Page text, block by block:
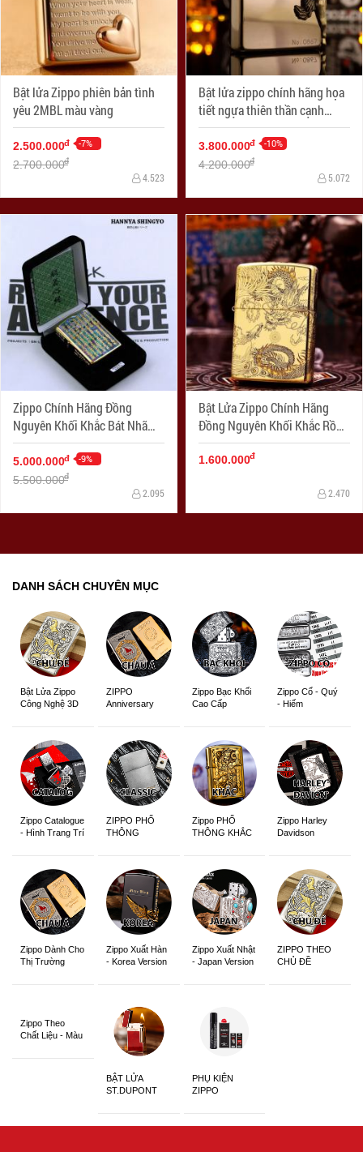
Bật lửa Zippo phiên bản tình
yêu 2MBL màu vàng
2.500.000đ -7%
2.700.000đ
4.523
Bật lửa zippo chính hãng họa
tiết ngựa thiên thần cạnh
sườn phiên bản mạ vàng 24k
3.800.000đ -10%
4.200.000đ
5.072
Zippo Chính Hãng Đồng
Nguyên Khối Khắc Bát Nhã
Tâm Kinh Khảm Trai Xanh
5.000.000đ -9%
5.500.000đ
2.095
Bật Lửa Zippo Chính Hãng
Đồng Nguyên Khối Khắc Rồng
Và Phượng
1.600.000đ
2.470
DANH SÁCH CHUYÊN MỤC
Bật Lửa Zippo
Công Nghệ 3D
ZIPPO
Anniversary
Zippo Bạc Khối
Cao Cấp
Zippo Cổ - Quý
- Hiếm
Zippo Catalogue
- Hình Trang Trí
ZIPPO PHỔ
THÔNG
Zippo PHỔ
THÔNG KHẮC
Zippo Harley
Davidson
Zippo Dành Cho
Thị Trường
Zippo Xuất Hàn
- Korea Version
Zippo Xuất Nhật
- Japan Version
ZIPPO THEO
CHỦ ĐỀ
Zippo Theo
Chất Liệu - Màu
BẬT LỬA
ST.DUPONT
PHỤ KIỆN
ZIPPO